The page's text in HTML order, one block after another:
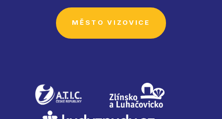
MĚSTO VIZOVICE